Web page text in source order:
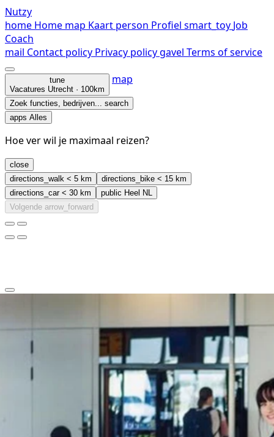
Nutzy
home Home map Kaart person Profiel smart_toy Job
Coach
mail Contact policy Privacy policygavel Terms of service
tune
Vacatures Utrecht · 100km
map
Zoek functies, bedrijven... search
apps Alles
Hoe ver wil je maximaal reizen?
close
directions_walk < 5 km directions_bike < 15 km
directions_car< 30 km public Heel NL
Volgende arrow_forward